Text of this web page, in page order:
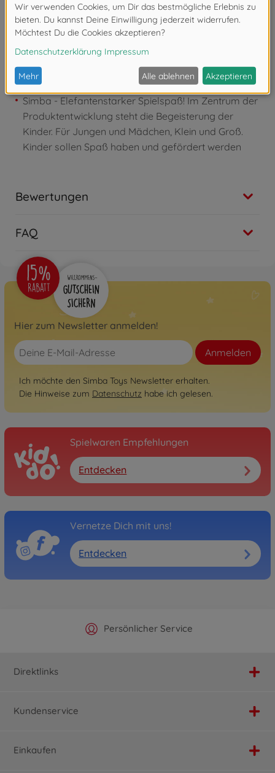
Stylisch & verspielt – Outfit und Zubehör greifen den
beliebten Bubble Tea Trend auf und laden zu
fantasievollen Rollenspielen ein
Für kreative Puppenfans – Kinder können Evi stylen,
versorgen und Alltagsszenen rund um Freundschaft,
Mode und Trendgetränke nachspielen
Simba - Elefantenstarker Spielspaß! Im Zentrum der
Produktentwicklung steht die Begeisterung der
Kinder. Für Jungen und Mädchen, Klein und Groß.
Kinder sollen Spaß haben und gefördert werden
Bewertungen
FAQ
Hier zum Newsletter anmelden!
Anmelden
Ich möchte den Simba Toys Newsletter erhalten.
Die Hinweise zum Datenschutz habe ich gelesen.
Spielwaren Empfehlungen
Entdecken
Vernetze Dich mit uns!
Entdecken
Offizieller Hersteller Shop
Persönlicher Service
Versandkostenfrei ab 25€
Schnelle Lieferung
Direktlinks
Kundenservice
Einkaufen